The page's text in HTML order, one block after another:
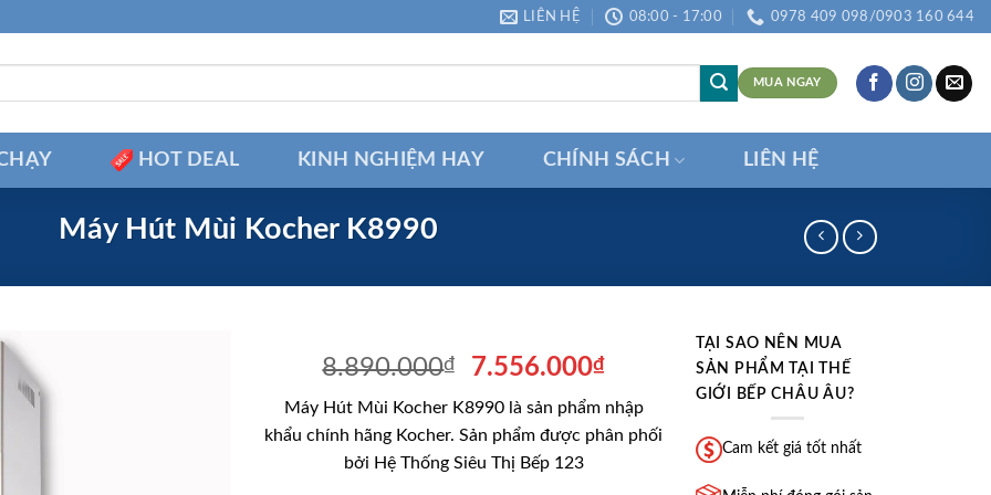
LIÊN HỆ 08:00 - 17:00 0978 409 098/0903 160 644
MUA NGAY
HOT DEAL KINH NGHIỆM HAY CHÍNH SÁCH LIÊN HỆ
Máy Hút Mùi Kocher K8990
8.890.000₫
Giá
là:
8.890.000₫.
7.556.000₫Giá
tại
là:
Máy Hút Mùi Kocher K8990 là sản phẩm nhập
khẩu chính hãng Kocher. Sản phẩm được phân phối
bởi Hệ Thống Siêu Thị Bếp 123
TẠI SAO NÊN MUA
SẢN PHẨM TẠI THẾ
GIỚI BẾP CHÂU ÂU?
Cam kết giá tốt nhất